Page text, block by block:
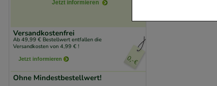
Jetzt informieren
Versandkostenfrei
Ab 49,99 € Bestellwert entfallen die
Versandkosten von 4,99 € !
Jetzt informieren
Ohne Mindestbestellwert!